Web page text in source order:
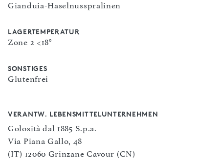
Gianduia-Haselnusspralinen
LAGERTEMPERATUR
Zone 2 <18°
SONSTIGES
Glutenfrei
VERANTW. LEBENSMITTELUNTERNEHMEN
Golosità dal 1885 S.p.a.
Via Piana Gallo, 48
(IT) 12060 Grinzane Cavour (CN)